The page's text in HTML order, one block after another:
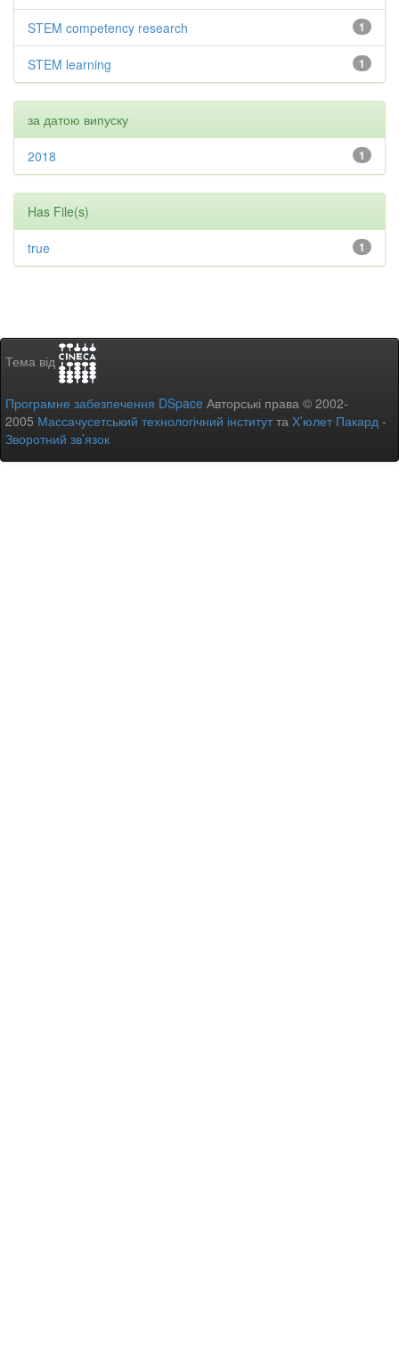
1
STEM competency research
1
STEM learning
за датою випуску
1
2018
Has File(s)
1
true
Тема від
Програмне забезпечення DSpace Авторські права © 2002-
2005 Массачусетський технологічний інститутта Х’юлет Пакард -
Зворотний зв’язок